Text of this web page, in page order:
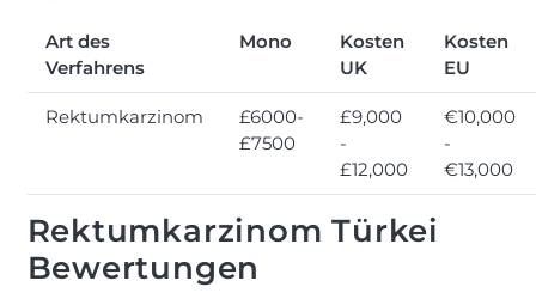
Art des
Verfahrens
Mono
Kosten
UK
Kosten
EU
Rektumkarzinom
£6000-
£7500
£9,000
-
£12,000
€10,000
-
€13,000
Rektumkarzinom Türkei
Bewertungen